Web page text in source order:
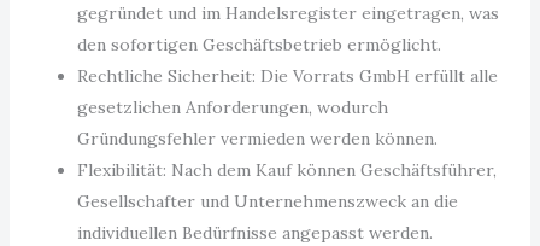
gegründet und im Handelsregister eingetragen, was
den sofortigen Geschäftsbetrieb ermöglicht.
Rechtliche Sicherheit: Die Vorrats GmbH erfüllt alle
gesetzlichen Anforderungen, wodurch
Gründungsfehler vermieden werden können.
Flexibilität: Nach dem Kauf können Geschäftsführer,
Gesellschafter und Unternehmenszweck an die
individuellen Bedürfnisse angepasst werden.